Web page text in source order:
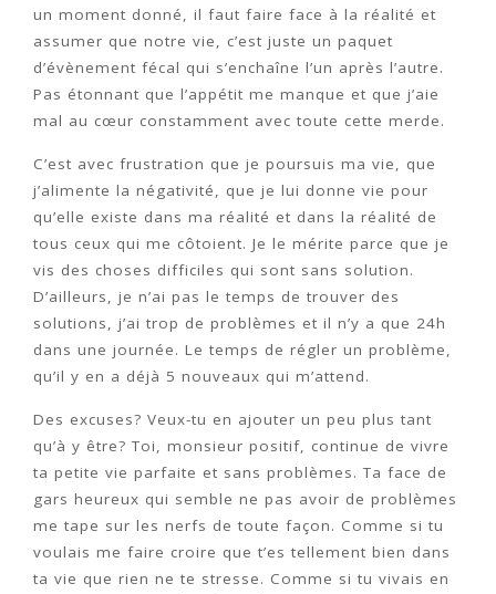
un moment donné, il faut faire face à la réalité et
assumer que notre vie, c’est juste un paquet
d’évènement fécal qui s’enchaîne l’un après l’autre.
Pas étonnant que l’appétit me manque et que j’aie
mal au cœur constamment avec toute cette merde.
C’est avec frustration que je poursuis ma vie, que
j’alimente la négativité, que je lui donne vie pour
qu’elle existe dans ma réalité et dans la réalité de
tous ceux qui me côtoient. Je le mérite parce que je
vis des choses difficiles qui sont sans solution.
D’ailleurs, je n’ai pas le temps de trouver des
solutions, j’ai trop de problèmes et il n’y a que 24h
dans une journée. Le temps de régler un problème,
qu’il y en a déjà 5 nouveaux qui m’attend.
Des excuses? Veux-tu en ajouter un peu plus tant
qu’à y être? Toi, monsieur positif, continue de vivre
ta petite vie parfaite et sans problèmes. Ta face de
gars heureux qui semble ne pas avoir de problèmes
me tape sur les nerfs de toute façon. Comme si tu
voulais me faire croire que t’es tellement bien dans
ta vie que rien ne te stresse. Comme si tu vivais en